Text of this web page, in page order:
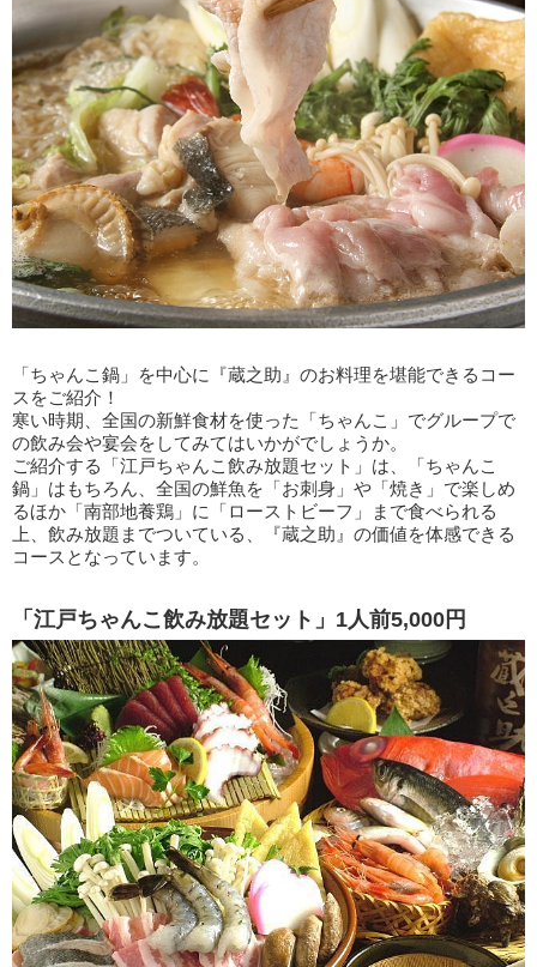
「ちゃんこ鍋」を中心に『蔵之助』のお料理を堪能できるコー
スをご紹介！
寒い時期、全国の新鮮食材を使った「ちゃんこ」でグループで
の飲み会や宴会をしてみてはいかがでしょうか。
ご紹介する「江戸ちゃんこ飲み放題セット」は、「ちゃんこ
鍋」はもちろん、全国の鮮魚を「お刺身」や「焼き」で楽しめ
るほか「南部地養鶏」に「ローストビーフ」まで食べられる
上、飲み放題までついている、『蔵之助』の価値を体感できる
コースとなっています。
「江戸ちゃんこ飲み放題セット」1人前5,000円